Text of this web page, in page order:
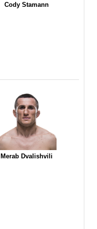
Cody Stamann
Merab Dvalishvili